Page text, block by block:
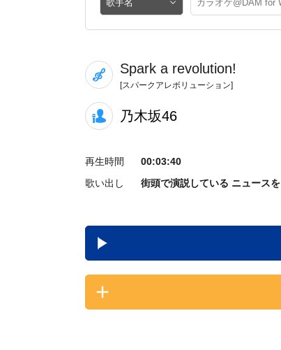
Spark a revolution!
[スパークアレボリューション]
乃木坂46
再生時間
00:03:40
歌い出し
街頭で演説している ニュースを